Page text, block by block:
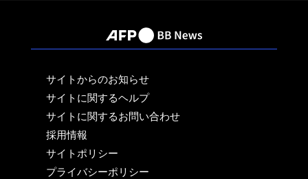
サイトからのお知らせ
サイトに関するヘルプ
サイトに関するお問い合わせ
採用情報
サイトポリシー
プライバシーポリシー